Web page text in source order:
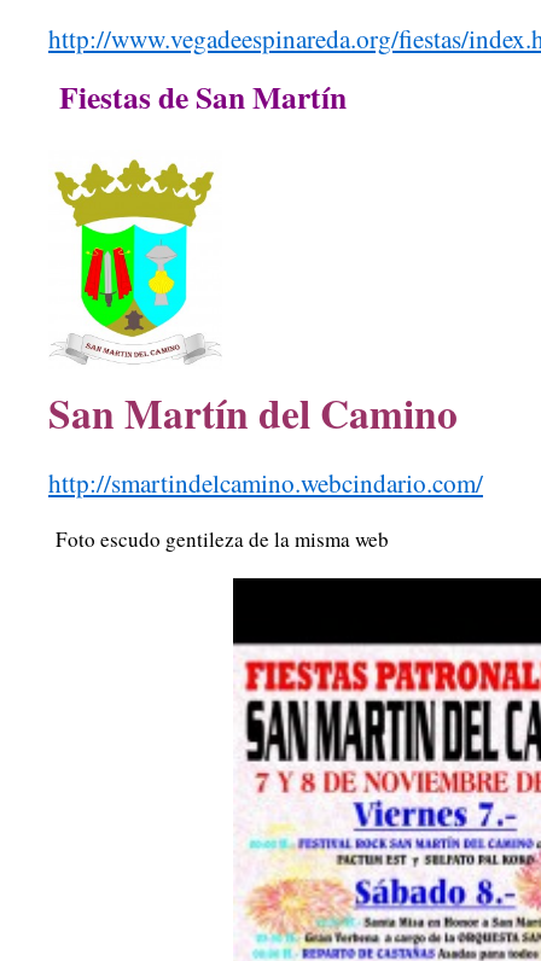
http://www.vegadeespinareda.org/fiestas/
Fiestas de San Martín
San Martín del Camino
http://smartindelcamino.webcindario.com/
Foto escudo gentileza de la misma web